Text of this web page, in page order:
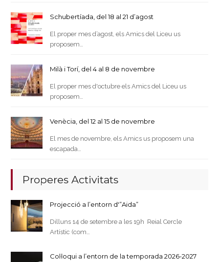
Schubertíada, del 18 al 21 d’agost
El proper mes d’agost, els Amics del Liceu us
proposem…
Milà i Torí, del 4 al 8 de novembre
El proper mes d'octubre els Amics del Liceu us
proposem…
Venècia, del 12 al 15 de novembre
El mes de novembre, els Amics us proposem una
escapada…
Properes Activitats
Projecció a l’entorn d'”Aida”
Dilluns 14 de setembre a les 19h Reial Cercle
Artístic (com…
Col·loqui a l’entorn de la temporada 2026-2027